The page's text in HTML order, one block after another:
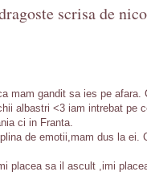
scrisa de
mam gandit sa ies pe afara.
albastri <3 iam intrebat pe
ci in Franta.
de emotii,mam dus la ei.
placea sa il ascult ,imi